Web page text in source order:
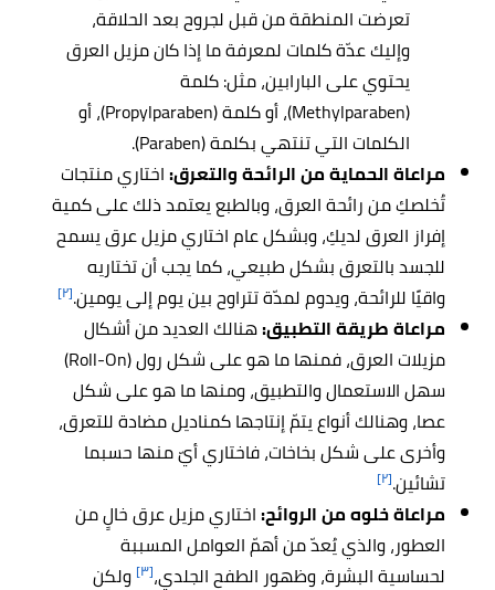
تعرضت المنطقة من قبل لجروح بعد الحلاقة،
وإليك عدّة كلمات لمعرفة ما إذا كان مزيل العرق
يحتوي على البارابين، مثل: كلمة
(Methylparaben)، أو كلمة (Propylparaben)، أو
الكلمات التي تنتهي بكلمة (Paraben).
مراعاة الحماية من الرائحة والتعرق:اختاري منتجات
تُخلصكِ من رائحة العرق، وبالطبع يعتمد ذلك على كمية
إفراز العرق لديكِ، وبشكل عام اختاري مزيل عرق يسمح
للجسد بالتعرق بشكل طبيعي، كما يجب أن تختاريه
واقيًا للرائحة، ويدوم لمدّة تتراوح بين يوم إلى يومين.[٢]
مراعاة طريقة التطبيق:هنالك العديد من أشكال
مزيلات العرق، فمنها ما هو على شكل رول (Roll-On)
سهل الاستعمال والتطبيق، ومنها ما هو على شكل
عصا، وهنالك أنواع يتمّ إنتاجها كمناديل مضادة للتعرق،
وأخرى على شكل بخاخات، فاختاري أيّ منها حسبما
تشائين.[٢]
مراعاة خلوه من الروائح:اختاري مزيل عرق خالٍ من
العطور، والذي يُعدّ من أهمّ العوامل المسببة
لحساسية البشرة، وظهور الطفح الجلدي،[٣] ولكن